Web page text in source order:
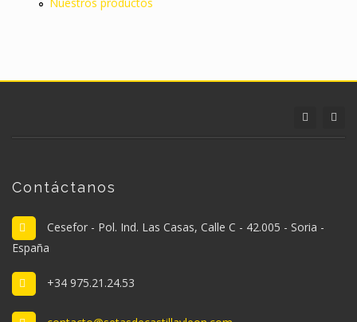
Contáctanos
Cesefor - Pol. Ind. Las Casas, Calle C - 42.005 - Soria -
España
+34 975.21.24.53